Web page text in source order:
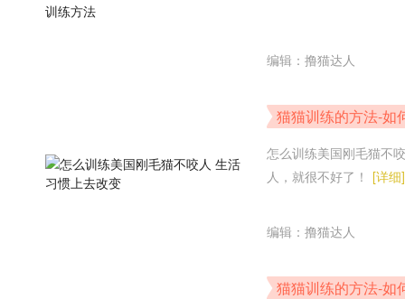
编辑：撸猫达人
猫猫训练的方法-如
怎么训练美国刚毛猫不
人，就很不好了！ [详细]
编辑：撸猫达人
猫猫训练的方法-如